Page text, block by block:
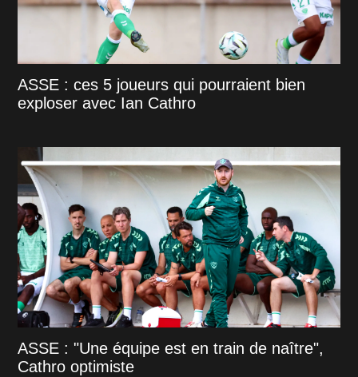
ASSE : ces 5 joueurs qui pourraient bien
exploser avec Ian Cathro
ASSE : "Une équipe est en train de naître",
Cathro optimiste